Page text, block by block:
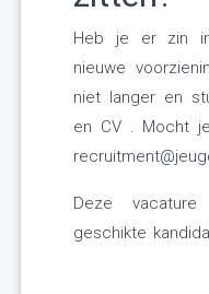
Heb je er zin
nieuwe
niet langer en
en CV . Mocht
Deze
geschikte